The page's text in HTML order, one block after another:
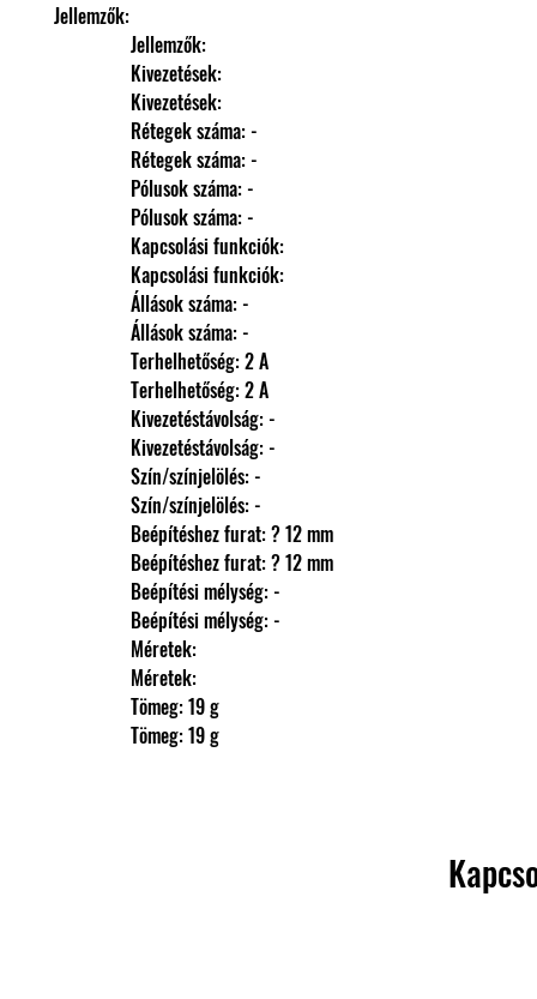
Jellemzők:
                Jellemzők:
                Kivezetések:
                Kivezetések:
                Rétegek száma: -
                Rétegek száma: -
                Pólusok száma: -
                Pólusok száma: -
                Kapcsolási funkciók:
                Kapcsolási funkciók:
                Állások száma: -
                Állások száma: -
                Terhelhetőség: 2 A
                Terhelhetőség: 2 A
                Kivezetéstávolság: -
                Kivezetéstávolság: -
                Szín/színjelölés: -
                Szín/színjelölés: -
                Beépítéshez furat: ? 12 mm
                Beépítéshez furat: ? 12 mm
                Beépítési mélység: -
                Beépítési mélység: -
                Méretek:
                Méretek:
                Tömeg: 19 g
                Tömeg: 19 g